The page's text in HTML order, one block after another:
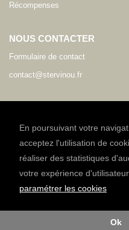
En poursuivant votre
acceptez l'utilisation de
réaliser des statistiques
votre expérience d'utilisateur.
paramétrer les cookies
Ok
Récompenses
NOUS CONTACTER
Formulaire de contact
contact@stervinou.fr
FR
NEWSLETTER
Inscrivez-vous à notre lettre